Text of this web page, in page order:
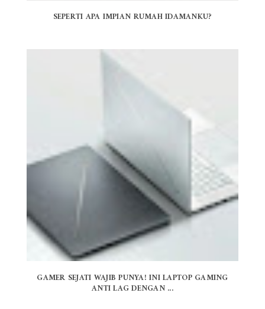
SEPERTI APA IMPIAN RUMAH IDAMANKU?
GAMER SEJATI WAJIB PUNYA! INI LAPTOP GAMING
ANTI LAG DENGAN ...